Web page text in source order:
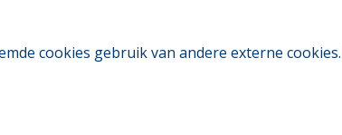
cookies gebruik van andere externe